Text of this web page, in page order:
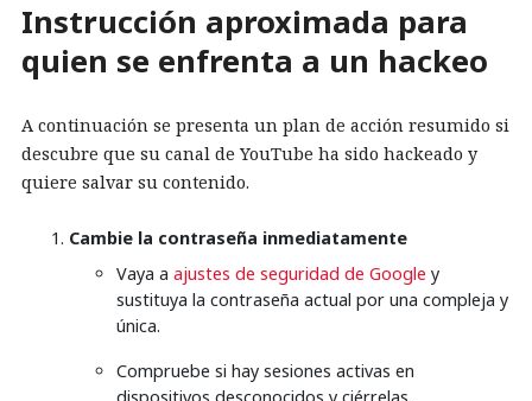
Instrucción aproximada para
quien se enfrenta a un hackeo
A continuación se presenta un plan de acción resumido si
descubre que su canal de YouTube ha sido hackeado y
quiere salvar su contenido.
Cambie la contraseña inmediatamente
Vaya a ajustes de seguridad de Google y
sustituya la contraseña actual por una compleja y
única.
Compruebe si hay sesiones activas en